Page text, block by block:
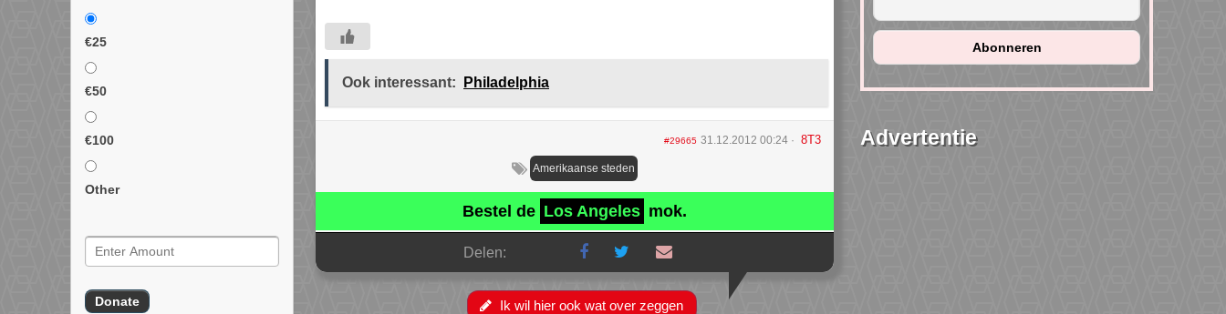
€25
€50
€100
Other
Ook interessant: Philadelphia
#29665 31.12.2012 00:24 8T3
Amerikaanse steden
Bestel de Los Angeles mok.
Delen:
Ik wil hier ook wat over zeggen
Advertentie